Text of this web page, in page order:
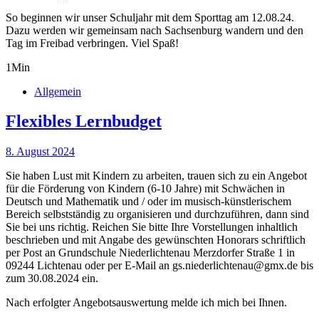
So beginnen wir unser Schuljahr mit dem Sporttag am 12.08.24.
Dazu werden wir gemeinsam nach Sachsenburg wandern und den
Tag im Freibad verbringen. Viel Spaß!
1Min
Allgemein
Flexibles Lernbudget
8. August 2024
Sie haben Lust mit Kindern zu arbeiten, trauen sich zu ein Angebot
für die Förderung von Kindern (6-10 Jahre) mit Schwächen in
Deutsch und Mathematik und / oder im musisch-künstlerischem
Bereich selbstständig zu organisieren und durchzuführen, dann sind
Sie bei uns richtig. Reichen Sie bitte Ihre Vorstellungen inhaltlich
beschrieben und mit Angabe des gewünschten Honorars schriftlich
per Post an Grundschule Niederlichtenau Merzdorfer Straße 1 in
09244 Lichtenau oder per E-Mail an gs.niederlichtenau@gmx.de bis
zum 30.08.2024 ein.
Nach erfolgter Angebotsauswertung melde ich mich bei Ihnen.